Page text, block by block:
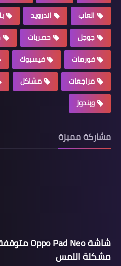
العاب
اندرويد
جوجل
حصريات
فورمات
فيسبوك
مراجعات
مشاكل
ويندوز
مشاركة مميزة
مشكلة اللمس